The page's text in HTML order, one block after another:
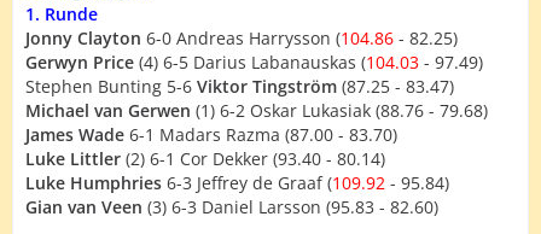
1. Runde
Jonny Clayton 6-0 Andreas Harrysson (104.86 - 82.25)
Gerwyn Price (4) 6-5 Darius Labanauskas (104.03 - 97.49)
Stephen Bunting 5-6 Viktor Tingström (87.25 - 83.47)
Michael van Gerwen (1) 6-2 Oskar Lukasiak (88.76 - 79.68)
James Wade 6-1 Madars Razma (87.00 - 83.70)
Luke Littler (2) 6-1 Cor Dekker (93.40 - 80.14)
Luke Humphries 6-3 Jeffrey de Graaf (109.92 - 95.84)
Gian van Veen (3) 6-3 Daniel Larsson (95.83 - 82.60)